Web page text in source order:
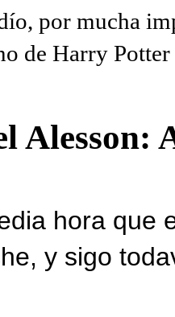
por mucha
de Harry
Alesson:
hora que
y sigo